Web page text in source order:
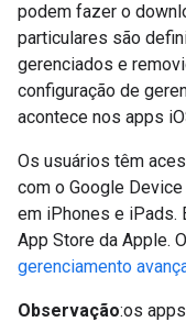
podem fazer o
particulares são
gerenciados e
configuração de
acontece nos apps
Os usuários têm
com o Google
em iPhones e iPads.
App Store da Apple.
gerenciamento
Observação:os